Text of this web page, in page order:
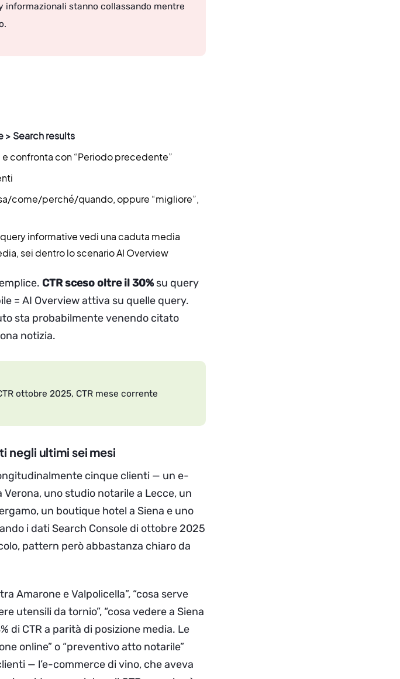
informazionali stanno collassando mentre
> Search results
confronta con “Periodo precedente”
come/perché/quando, oppure “migliore”,
informative vedi una caduta media
sei dentro lo scenario AI Overview
CTR sceso oltre il 30% su query
= AI Overview attiva su quelle query.
sta probabilmente venendo citato
notizia.
ottobre 2025, CTR mese corrente
negli ultimi sei mesi
cinque clienti — un e-
uno studio notarile a Lecce, un
un boutique hotel a Siena e uno
i dati Search Console di ottobre 2025
pattern però abbastanza chiaro da
Amarone e Valpolicella”, “cosa serve
utensili da tornio”, “cosa vedere a Siena
di CTR a parità di posizione media. Le
online” o “preventivo atto notarile”
— l’e-commerce di vino, che aveva